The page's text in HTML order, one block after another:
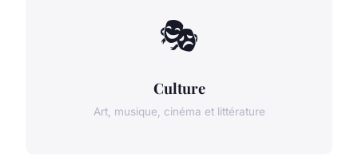
🎭
Culture
Art, musique, cinéma et littérature